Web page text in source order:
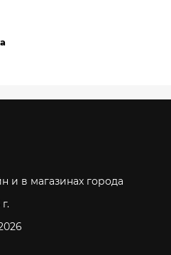
и в магазинах города